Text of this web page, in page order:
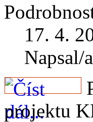
17. 4.
Napsal/
projektu